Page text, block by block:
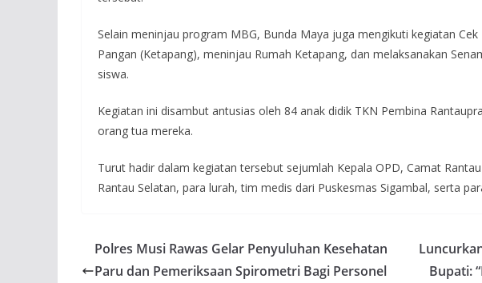
Selain meninjau program MBG, Bunda Maya juga mengikuti kegiatan Cek
Pangan (Ketapang), meninjau Rumah Ketapang, dan melaksanakan
siswa.
Kegiatan ini disambut antusias oleh 84 anak didik TKN Pembina
orang tua mereka.
Turut hadir dalam kegiatan tersebut sejumlah Kepala OPD, Camat
Rantau Selatan, para lurah, tim medis dari Puskesmas Sigambal, serta
Polres Musi Rawas Gelar Penyuluhan Kesehatan
Paru dan Pemeriksaan Spirometri Bagi Personel
Bupati: